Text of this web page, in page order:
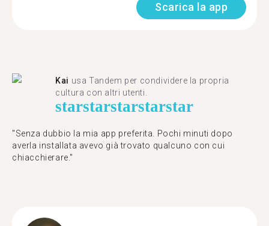
Scarica la app
Kai usa Tandem per condividere la propria
cultura con altri utenti.
starstarstarstarstar
"Senza dubbio la mia app preferita. Pochi minuti dopo
averla installata avevo già trovato qualcuno con cui
chiacchierare."